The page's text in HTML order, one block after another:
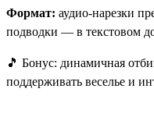
Формат: аудио-нарезки
подводки — в текстовом
🎵 Бонус: динамичная
поддерживать веселье и